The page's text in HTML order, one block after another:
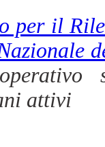
per il
attivi